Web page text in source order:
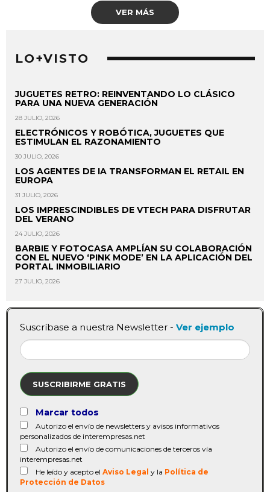
VER MÁS
LO+VISTO
JUGUETES RETRO: REINVENTANDO LO CLÁSICO
PARA UNA NUEVA GENERACIÓN
28 JULIO, 2026
ELECTRÓNICOS Y ROBÓTICA, JUGUETES QUE
ESTIMULAN EL RAZONAMIENTO
30 JULIO, 2026
LOS AGENTES DE IA TRANSFORMAN EL RETAIL EN
EUROPA
31 JULIO, 2026
LOS IMPRESCINDIBLES DE VTECH PARA DISFRUTAR
DEL VERANO
24 JULIO, 2026
BARBIE Y FOTOCASA AMPLÍAN SU COLABORACIÓN
CON EL NUEVO ‘PINK MODE’ EN LA APLICACIÓN DEL
PORTAL INMOBILIARIO
27 JULIO, 2026
Suscríbase a nuestra Newsletter - Ver ejemplo
SUSCRIBIRME GRATIS
Marcar todos
Autorizo el envío de newsletters y avisos informativos
personalizados de interempresas.net
Autorizo el envío de comunicaciones de terceros vía
interempresas.net
He leído y acepto el Aviso Legal y la Política de
Protección de Datos